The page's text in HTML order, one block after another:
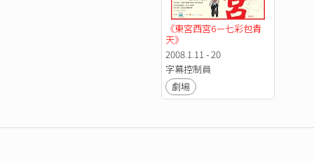
《東宮西宮6－七彩包青
天》
2008.1.11 - 20
字幕控制員
劇場